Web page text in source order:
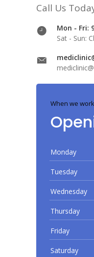
Call Us
Mon - Fri:
Sat - Sun:
When we work
Monday
Tuesday
Wednesday
Thursday
Friday
Saturday